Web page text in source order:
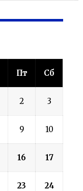
Пт Сб
2 3
9 10
16 17
23 24